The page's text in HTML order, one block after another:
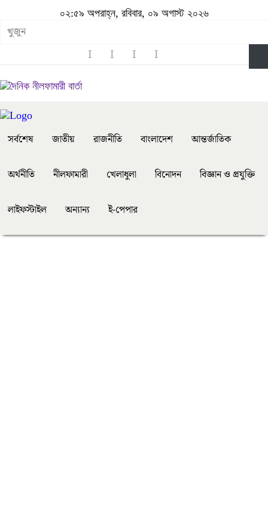
০২:৫৯ অপরাহ্ন, রবিবার, ০৯ অগাস্ট ২০২৬
সর্বশেষ জাতীয় রাজনীতি বাংলাদেশ আন্তর্জাতিক
অর্থনীতি নীলফামারী খেলাধুলা বিনোদন বিজ্ঞান ও প্রযুক্তি
লাইফস্টাইল অন্যান্য ই-পেপার